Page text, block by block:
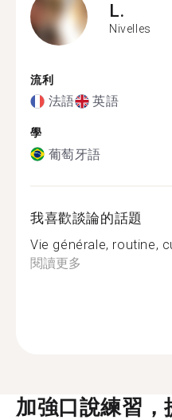
L.
Nivelles
流利
法語 英語
學
葡萄牙語
我喜歡談論的話題
Vie générale, routine,
閱讀更多
加強口說練習，